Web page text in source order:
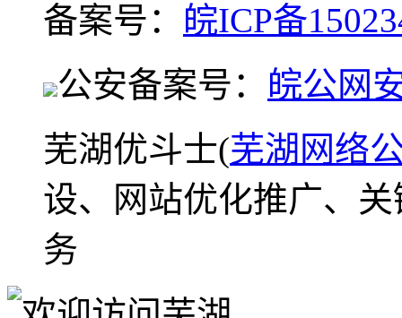
备案号： 皖ICP备
公安备案号： 皖公网
芜湖优斗士(芜湖网络
设、网站优化推广、
务